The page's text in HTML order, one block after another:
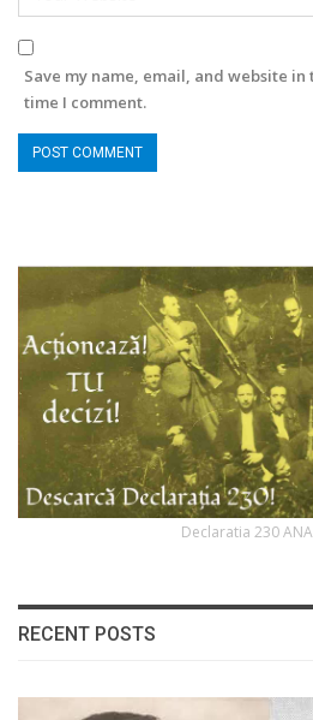
Save my name, email, and website
time I comment.
Declaratia 230
RECENT POSTS